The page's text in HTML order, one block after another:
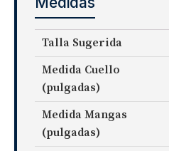
Talla Sugerida
Medida Cuello
(pulgadas)
Medida Mangas
(pulgadas)